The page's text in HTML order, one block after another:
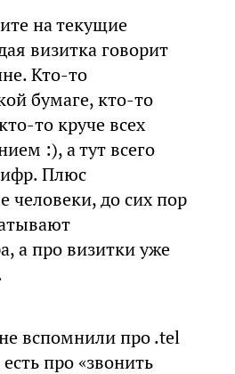
на текущие
визитка говорит
Кто-то
бумаге, кто-то
то круче всех
:), а тут всего
Плюс
человеки, до сих пор
а про визитки уже
вспомнили про .tel
про «звонить